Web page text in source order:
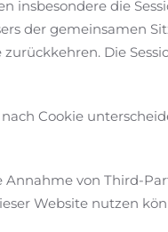
insbesondere die
der gemeinsamen
Die
Cookie
von Third-
Website nutzen